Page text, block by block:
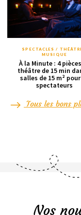
SPECTACLES /
MUSIQUE
À la Minute : 4
théâtre de 15 min
salles de 15 m²
spectateurs
Tous les bons
Nos